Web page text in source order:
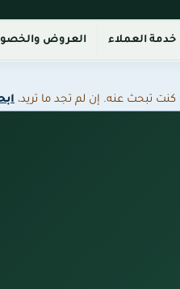
خدمة العملاء العروض
تبحث عنه. إن لم تجد ما تريد،